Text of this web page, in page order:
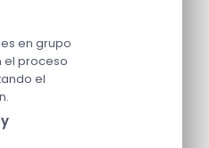
en grupo
el proceso
el